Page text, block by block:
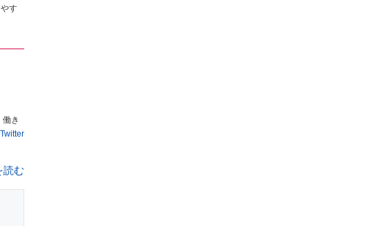
す
Twitter
読む